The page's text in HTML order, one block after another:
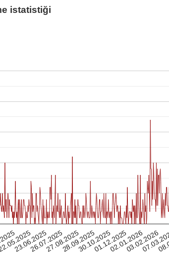
istatistiği
23.06.2025
26.07.2025
27.08.2025
28.09.2025
30.10.2025
01.12.2025
02.01.2026
03.02.2026